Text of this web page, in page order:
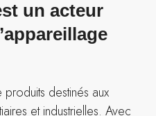
un acteur
destinés aux
et industrielles. Avec